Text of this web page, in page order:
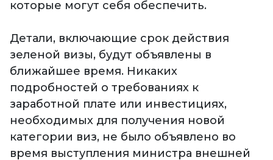
которые могут себя обеспечить.
Детали, включающие срок действия
зеленой визы, будут объявлены в
ближайшее время. Никаких
подробностей о требованиях к
заработной плате или инвестициях,
необходимых для получения новой
категории виз, не было объявлено во
время выступления министра внешней